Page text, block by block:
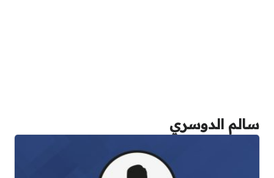
سالم الدوسري